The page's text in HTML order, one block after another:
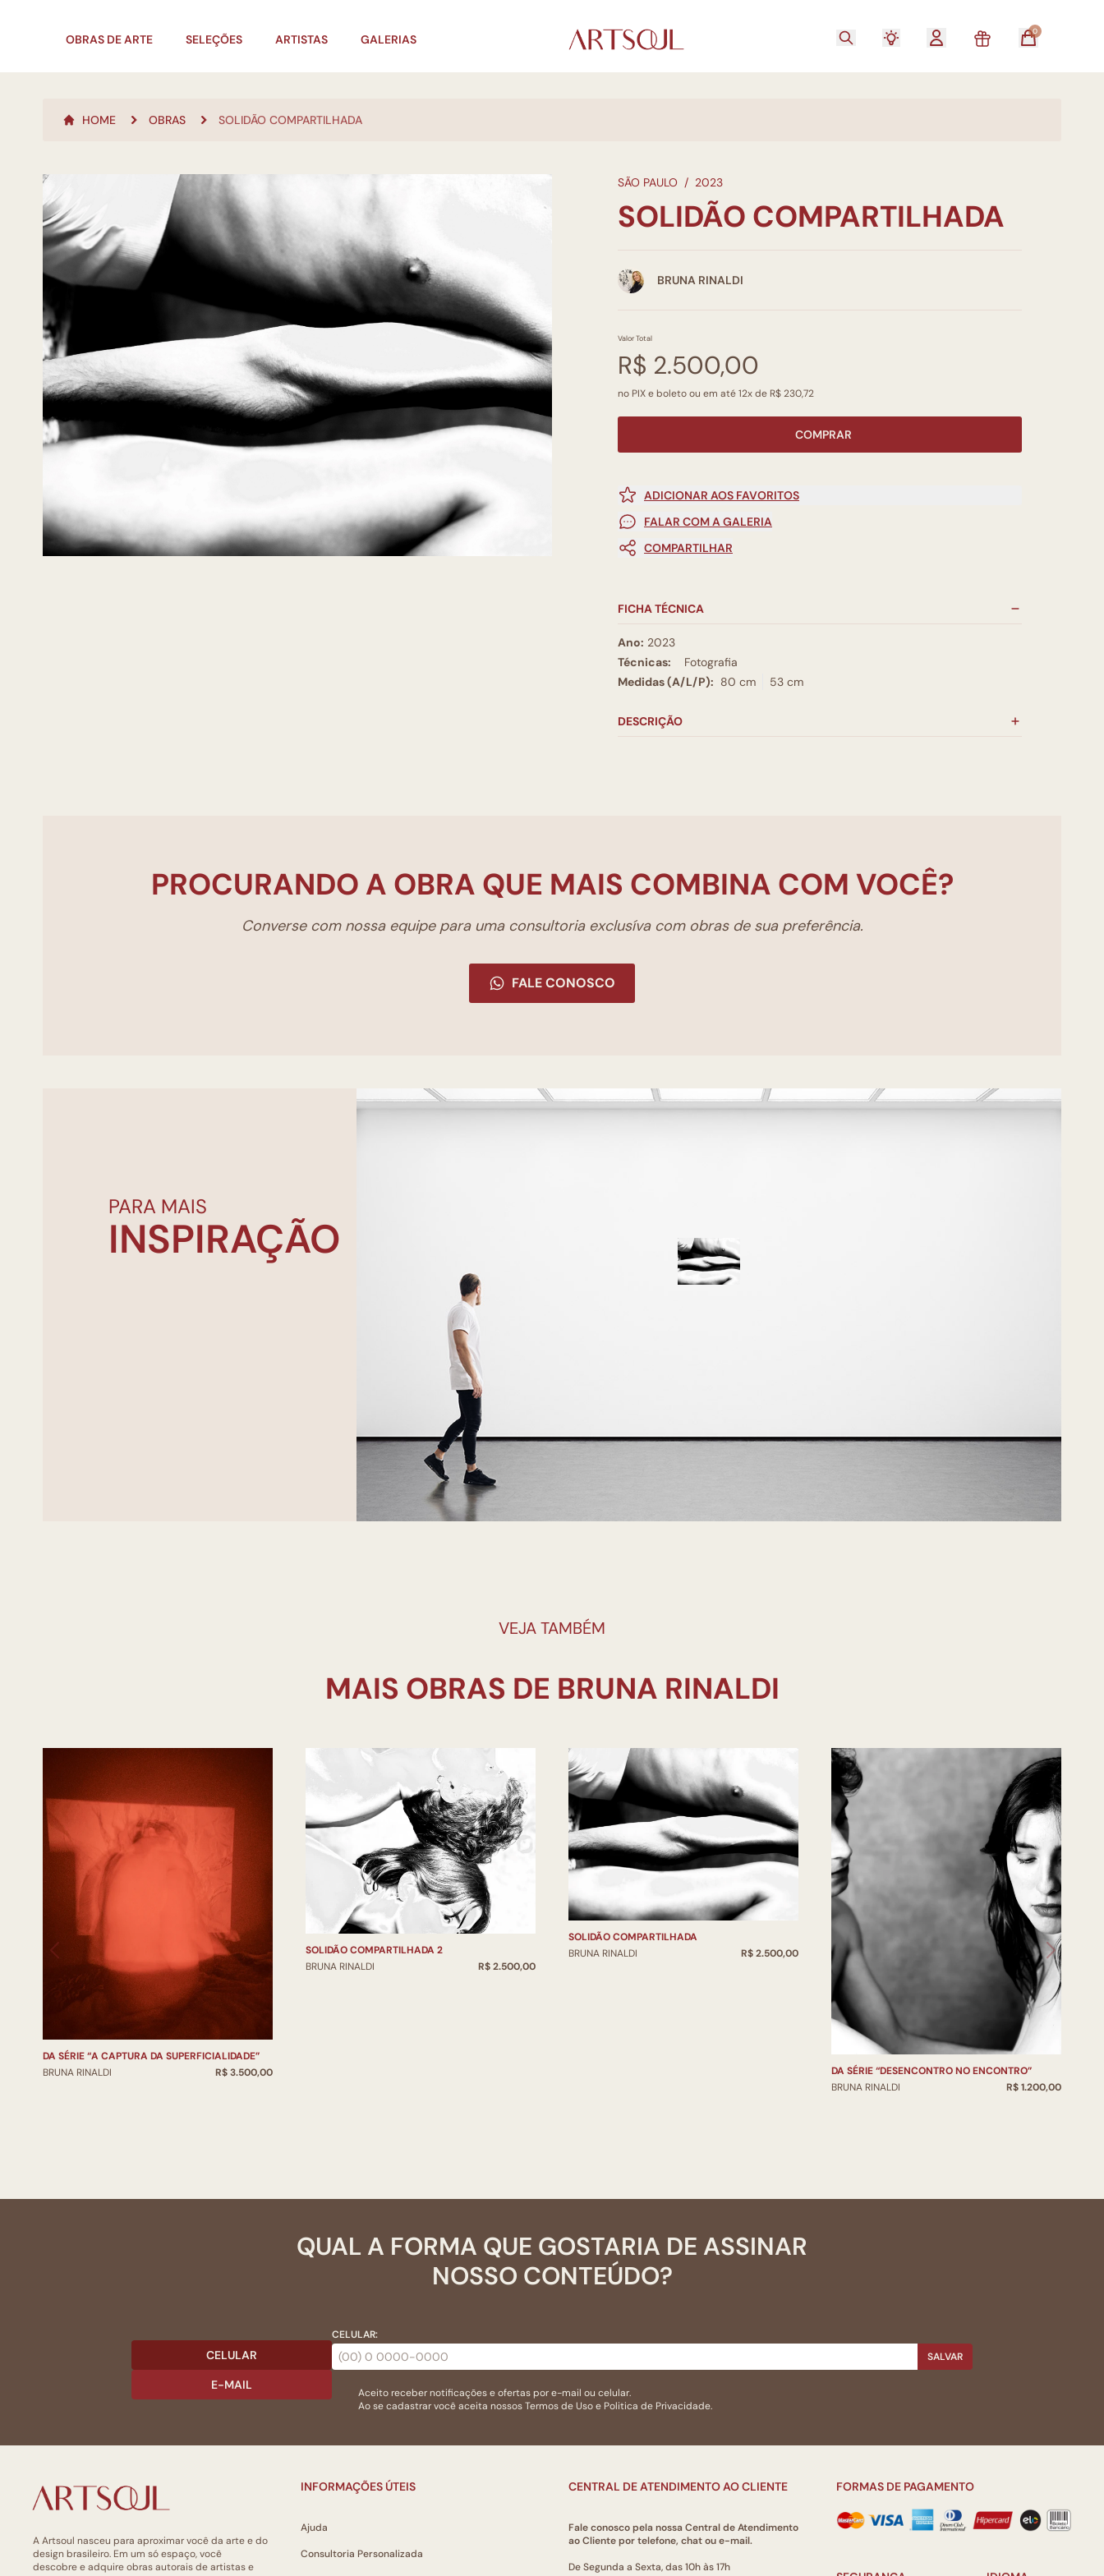
OBRAS DE ARTE SELEÇÕES ARTISTAS GALERIAS
0
HOME OBRAS SOLIDÃO COMPARTILHADA
SÃO PAULO / 2023
SOLIDÃO COMPARTILHADA
BRUNA RINALDI
Valor Total
R$ 2.500,00
no PIX e boleto ou em até 12x de R$ 230,72
COMPRAR
ADICIONAR AOS FAVORITOS
FALAR COM A GALERIA
COMPARTILHAR
FICHA TÉCNICA
Ano: 2023
Técnicas:
Fotografia
Medidas (A/L/P): 80 cm 53 cm
DESCRIÇÃO
PROCURANDO A OBRA QUE MAIS COMBINA COM VOCÊ?
Converse com nossa equipe para uma consultoria exclusíva com obras de sua preferência.
FALE CONOSCO
PARA MAIS
INSPIRAÇÃO
VEJA TAMBÉM
DA SÉRIE “A CAPTURA DA SUPERFICIALIDADE”
BRUNA RINALDI
R$ 3.500,00
SOLIDÃO COMPARTILHADA 2
BRUNA RINALDI
R$ 2.500,00
SOLIDÃO COMPARTILHADA
BRUNA RINALDI
R$ 2.500,00
DA SÉRIE “DESENCONTRO NO ENCONTRO”
BRUNA RINALDI
R$ 1.200,00
QUAL A FORMA QUE GOSTARIA DE ASSINAR
NOSSO CONTEÚDO?
CELULAR
E-MAIL
CELULAR:
SALVAR
Aceito receber notificações e ofertas por e-mail ou celular.
Ao se cadastrar você aceita nossosTermos de Usoe Politica de Privacidade.
A Artsoul nasceu para aproximar você da arte e do
design brasileiro. Em um só espaço, você
descobre e adquire obras autorais de artistas e
INFORMAÇÕES ÚTEIS
Ajuda
Consultoria Personalizada
CENTRAL DE ATENDIMENTO AO CLIENTE
Fale conosco pela nossa Central de Atendimento
ao Cliente por telefone, chat ou e-mail.
De Segunda a Sexta, das 10h às 17h
FORMAS DE PAGAMENTO